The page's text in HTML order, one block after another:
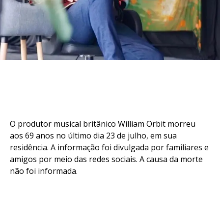
O produtor musical britânico William Orbit morreu
aos 69 anos no último dia 23 de julho, em sua
residência. A informação foi divulgada por familiares e
amigos por meio das redes sociais. A causa da morte
não foi informada.